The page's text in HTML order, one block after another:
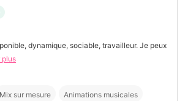
dynamique, sociable, travailleur. Je peux
plus
Mix sur mesure Animations musicales